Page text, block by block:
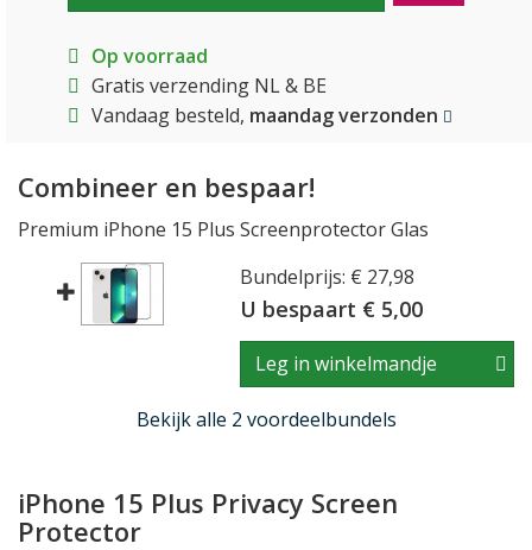
Op voorraad
Gratis verzending NL & BE
Vandaag besteld, maandag verzonden
Combineer en bespaar!
Premium iPhone 15 Plus Screenprotector Glas
Bundelprijs: € 27,98
U bespaart € 5,00
Leg in winkelmandje
Bekijk alle 2 voordeelbundels
iPhone 15 Plus Privacy Screen
Protector